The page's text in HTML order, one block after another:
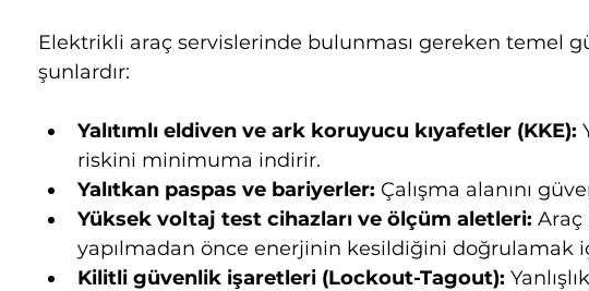
Elektrikli araç servislerinde bulunması gereken temel
şunlardır:
Yalıtımlı eldiven ve ark koruyucu kıyafetler (KKE):
riskini minimuma indirir.
Yalıtkan paspas ve bariyerler: Çalışma alanını
Yüksek voltaj test cihazları ve ölçüm aletleri: Araç
yapılmadan önce enerjinin kesildiğini doğrulamak
Kilitli güvenlik işaretleri (Lockout-Tagout):